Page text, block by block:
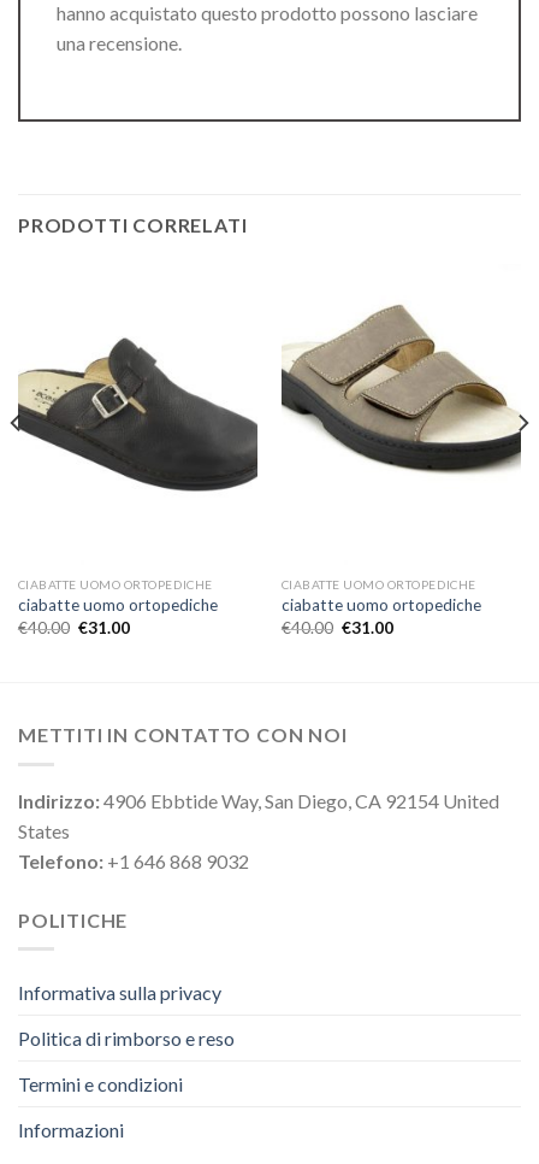
hanno acquistato questo prodotto possono lasciare
una recensione.
PRODOTTI CORRELATI
CIABATTE UOMO ORTOPEDICHE
ciabatte uomo ortopediche
€40.00 €31.00
CIABATTE UOMO ORTOPEDICHE
ciabatte uomo ortopediche
€40.00 €31.00
METTITI IN CONTATTO CON NOI
Indirizzo:4906 Ebbtide Way, San Diego, CA 92154 United
States
Telefono: +1 646 868 9032
POLITICHE
Informativa sulla privacy
Politica di rimborso e reso
Termini e condizioni
Informazioni